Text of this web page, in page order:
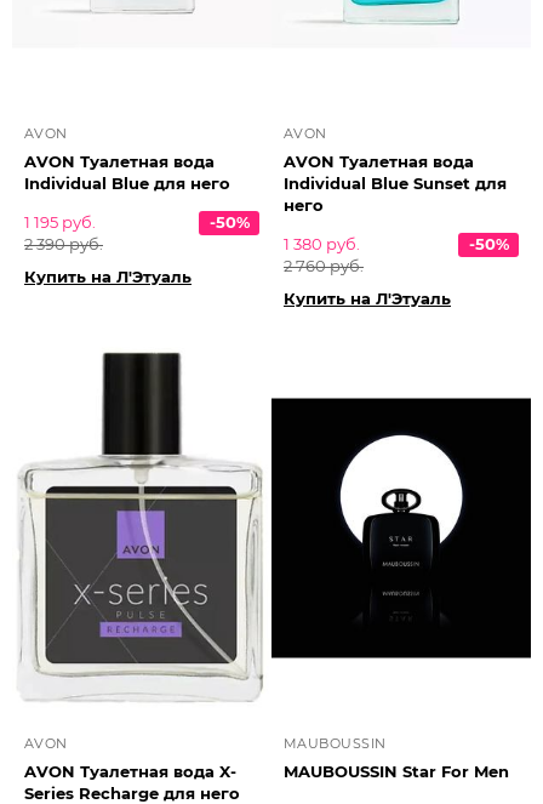
AVON
AVON Туалетная вода
Individual Blue для него
1 195 руб.
2 390 руб.
-50%
Купить на Л'Этуаль
AVON
AVON Туалетная вода
Individual Blue Sunset для
него
1 380 руб.
2 760 руб.
-50%
Купить на Л'Этуаль
AVON
AVON Туалетная вода X-
Series Recharge для него
MAUBOUSSIN
MAUBOUSSIN Star For Men